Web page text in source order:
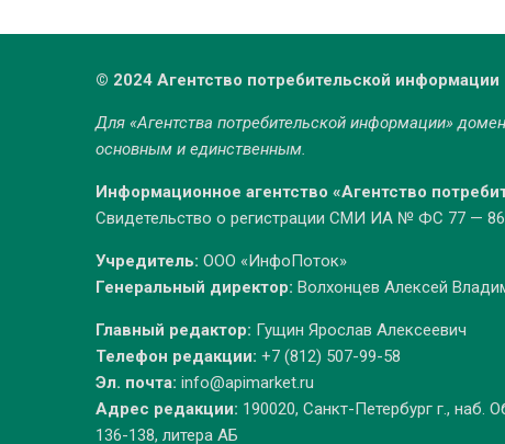
© 2024 Агентство потребительской информации
Для «Агентства потребительской информации» домен
основным и единственным.
Информационное агентство «Агентство
Свидетельство о регистрации СМИ ИА № ФС 77 —
Учредитель: ООО «ИнфоПоток»
Генеральный директор: Волхонцев Алексей
Главный редактор: Гущин Ярослав Алексеевич
Телефон редакции: +7 (812) 507-99-58
Эл. почта: info@apimarket.ru
Адрес редакции: 190020, Санкт-Петербург г., наб.
136-138, литера АБ